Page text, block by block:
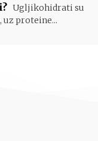
Ugljikohidrati su
proteine...